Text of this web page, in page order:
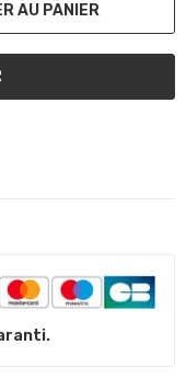
AU PANIER